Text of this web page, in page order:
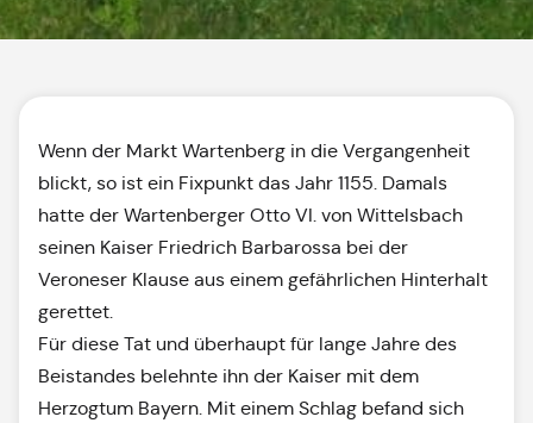
Wenn der Markt Wartenberg in die Vergangenheit
blickt, so ist ein Fixpunkt das Jahr 1155. Damals
hatte der Wartenberger Otto VI. von Wittelsbach
seinen Kaiser Friedrich Barbarossa bei der
Veroneser Klause aus einem gefährlichen Hinterhalt
gerettet.
Für diese Tat und überhaupt für lange Jahre des
Beistandes belehnte ihn der Kaiser mit dem
Herzogtum Bayern. Mit einem Schlag befand sich